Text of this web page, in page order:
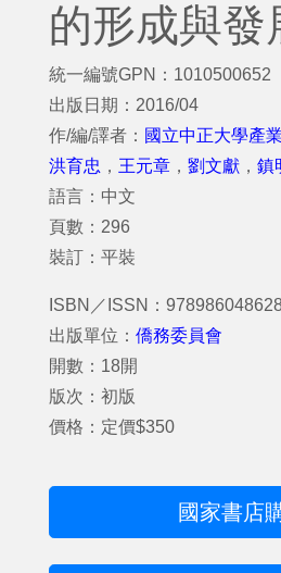
的形成與發
統一編號GPN：1010500652
出版日期：2016/04
作/編/譯者： 國立中正大學產
洪育忠 ， 王元章 ， 劉文獻 ， 鎮
語言：中文
頁數：296
裝訂：平裝
ISBN／ISSN：
出版單位： 僑務委員會
開數：18開
版次：初版
價格：定價$350
國家書店